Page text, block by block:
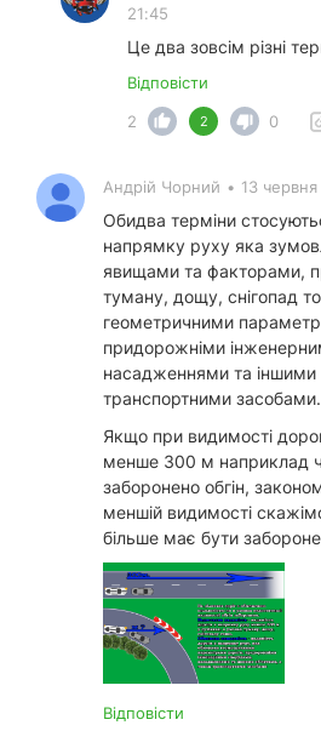
21:45
Це два зовсім різні
Відповісти
2
2 0
Андрій Чорний • 13
Обидва терміни
напрямку руху яка
явищами та факторами,
туману, дощу, снігопад
геометричними
придорожніми
насадженнями та
транспортними засобами.
Якщо при видимості
менше 300 м наприклад
заборонено обгін,
меншій видимості
більше має бути
Відповісти